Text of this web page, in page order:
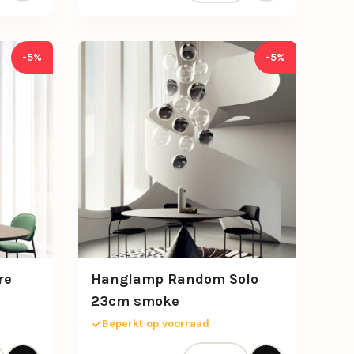
-5% -5%
Hanglamp Random Solo
23cm smoke
Beperkt op voorraad